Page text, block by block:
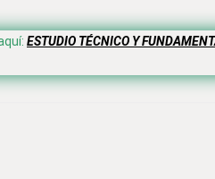
ESTUDIO TÉCNICO Y